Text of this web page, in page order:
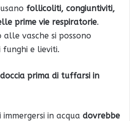
follicoliti, congiuntiviti,
prime vie respiratorie.
vasche si possono
funghi e lieviti.
prima di tuffarsi in
in acqua dovrebbe